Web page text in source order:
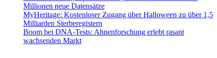
Millionen neue Datensätze
MyHeritage: Kostenloser Zugang über Halloween zu über 1,5
Milliarden Sterberegistern
Boom bei DNA-Tests: Ahnenforschung erlebt rasant
wachsenden Markt